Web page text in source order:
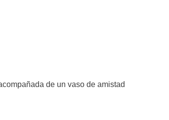
de un vaso de amistad